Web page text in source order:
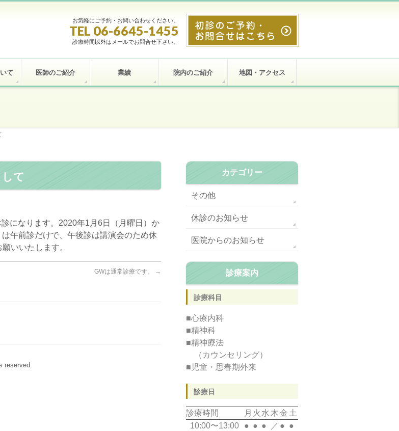
お気軽にご予約・お問い合わせください。
TEL 06-6645-1455
診療時間以外はメールでお問合せ下さい。
て 医師のご紹介 業績 院内のご紹介 地図・アクセス
て
になります。2020年1月6日（月曜日）か
午前診だけで、午後診は講演会のため休
いいたします。
GWは通常診療です。 →
reserved.
カテゴリー
その他
休診のお知らせ
医院からのお知らせ
診療案内
診療科目
■心療内科
■精神科
■精神療法
（カウンセリング）
■児童・思春期外来
診療日
診療時間 月 火 水 木金 土
10:00〜13:00
● ● ● ／ ● ●